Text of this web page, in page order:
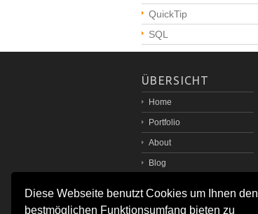
Diese Webseite benutzt Cookies um Ihnen den
bestmöglichen Funktionsumfang bieten zu
QuickTip
SQL
ÜBERSICHT
Home
Portfolio
About
Blog
nach oben / top